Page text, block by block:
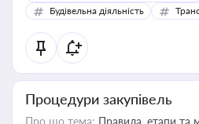
Будівельна діяльність
Процедури закупівель
Про що тема: Правила, етапи та